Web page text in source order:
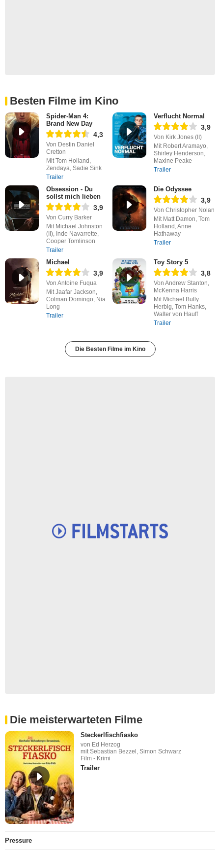
Besten Filme im Kino
Spider-Man 4:
Brand New Day
4,3
Von Destin Daniel
Cretton
Mit Tom Holland,
Zendaya, Sadie Sink
Trailer
Verflucht Normal
3,9
Von Kirk Jones (II)
Mit Robert Aramayo,
Shirley Henderson,
Maxine Peake
Trailer
Obsession - Du
sollst mich lieben
3,9
Von Curry Barker
Mit Michael Johnston
(II), Inde Navarrette,
Cooper Tomlinson
Trailer
Die Odyssee
3,9
Von Christopher Nolan
Mit Matt Damon, Tom
Holland, Anne
Hathaway
Trailer
Michael
3,9
Von Antoine Fuqua
Mit Jaafar Jackson,
Colman Domingo, Nia
Long
Trailer
Toy Story 5
3,8
Von Andrew Stanton,
McKenna Harris
Mit Michael Bully
Herbig, Tom Hanks,
Walter von Hauff
Trailer
Die Besten Filme im Kino
Die meisterwarteten Filme
Steckerlfischfiasko
von Ed Herzog
mit Sebastian Bezzel, Simon Schwarz
Film - Krimi
Trailer
Pressure